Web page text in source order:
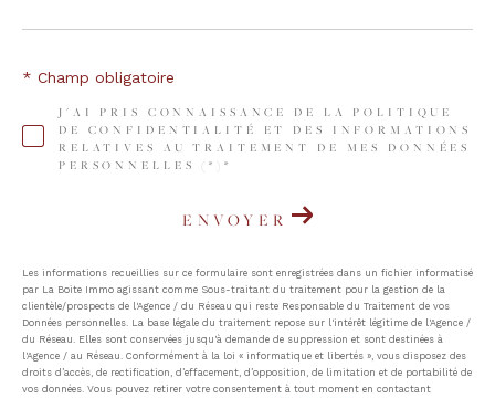
J'AI PRIS CONNAISSANCE DE LA POLITIQUE
DE CONFIDENTIALITÉ ET DES INFORMATIONS
RELATIVES AU TRAITEMENT DE MES DONNÉES
PERSONNELLES (*)*
* Champ obligatoire
ENVOYER
Les informations recueillies sur ce formulaire sont enregistrées dans un fichier informatisé
par La Boite Immo agissant comme Sous-traitant du traitement pour la gestion de la
clientèle/prospects de l'Agence / du Réseau qui reste Responsable du Traitement de vos
Données personnelles. La base légale du traitement repose sur l'intérêt légitime de l'Agence /
du Réseau. Elles sont conservées jusqu'à demande de suppression et sont destinées à
l'Agence / au Réseau. Conformément à la loi « informatique et libertés », vous disposez des
droits d’accès, de rectification, d’effacement, d’opposition, de limitation et de portabilité de
vos données. Vous pouvez retirer votre consentement à tout moment en contactant